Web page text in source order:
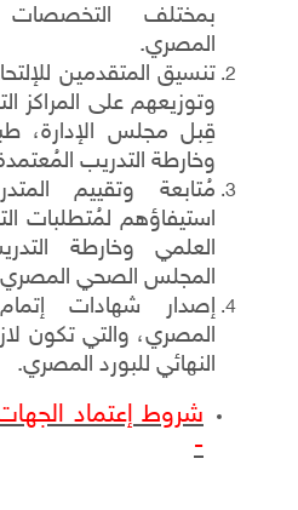
بمختلف التخصصات
المصري.
تنسيق المتقدمين
وتوزيعهم على المراكز
قِبل مجلس الإدارة،
وخارطة التدريب
مُتابعة وتقييم
استيفاؤهم لمُتطلبات
العلمي وخارطة
المجلس الصحي
إصدار شهادات
المصري، والتي تكون
النهائي للبورد المصري.
شروط إعتماد
-